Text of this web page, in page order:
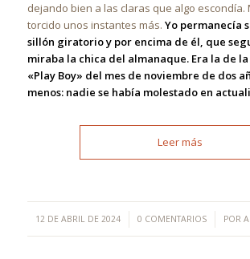
dejando bien a las claras que algo escondía.
torcido unos instantes más. Yo permanecía
sillón giratorio y por encima de él, que
miraba la chica del almanaque. Era la de
«Play Boy» del mes de noviembre de dos
menos: nadie se había molestado en
Leer más
12 DE ABRIL DE 2024
/ 0 COMENTARIOS
/ POR